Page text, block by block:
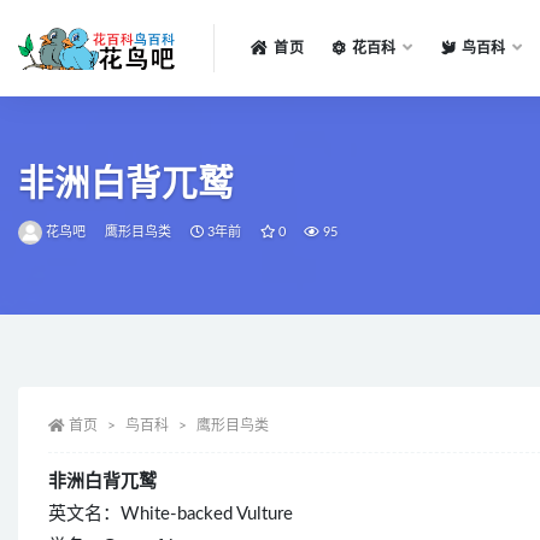
首页 花百科 鸟百科
非洲白背兀鹫
花鸟吧 鹰形目鸟类 3年前 0 95
首页 鸟百科 鹰形目鸟类
非洲白背兀鹫
英文名：White-backed Vulture